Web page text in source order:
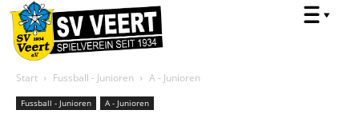
Start Fussball - Junioren A - Junioren
Fussball - Junioren A - Junioren